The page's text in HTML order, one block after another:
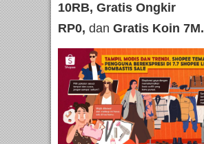
10RB, Gratis Ongkir
RP0, dan Gratis Koin 7M.